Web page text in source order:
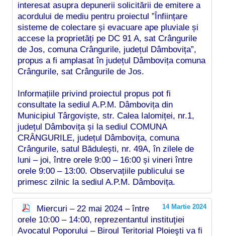
interesat asupra depunerii solicitării de emitere a
acordului de mediu pentru proiectul ”Înființare
sisteme de colectare și evacuare ape pluviale și
accese la proprietăți pe DC 91 A, sat Crângurile
de Jos, comuna Crângurile, județul Dâmbovița”,
propus a fi amplasat în județul Dâmbovița comuna
Crângurile, sat Crângurile de Jos.
Informațiile privind proiectul propus pot fi
consultate la sediul A.P.M. Dâmbovița din
Municipiul Târgoviște, str. Calea Ialomiței, nr.1,
județul Dâmbovița și la sediul COMUNA
CRÂNGURILE, județul Dâmbovița, comuna
Crângurile, satul Bădulești, nr. 49A, în zilele de
luni – joi, între orele 9:00 – 16:00 și vineri între
orele 9:00 – 13:00. Observațiile publicului se
primesc zilnic la sediul A.P.M. Dâmbovița.
14 Martie 2024
Miercuri – 22 mai 2024 – între
orele 10:00 – 14:00, reprezentantul instituţiei
Avocatul Poporului – Biroul Teritorial Ploieşti va fi